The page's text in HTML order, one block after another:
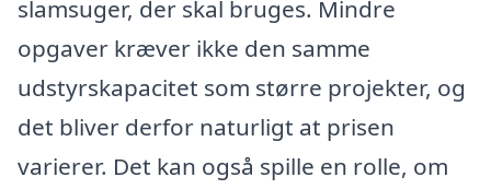
slamsuger, der skal bruges. Mindre
opgaver kræver ikke den samme
udstyrskapacitet som større projekter, og
det bliver derfor naturligt at prisen
varierer. Det kan også spille en rolle, om